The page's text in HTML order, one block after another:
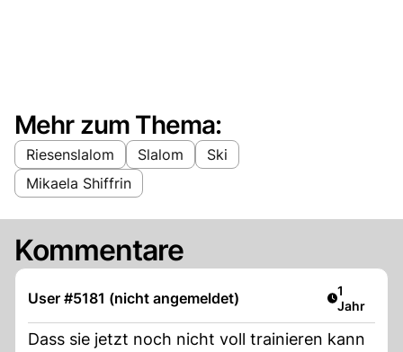
Mehr zum Thema:
Riesenslalom Slalom
Ski
Mikaela Shiffrin
Kommentare
User #5181 (nicht angemeldet) Artikel
1
Jahr
Dass sie jetzt noch nicht voll trainieren kann